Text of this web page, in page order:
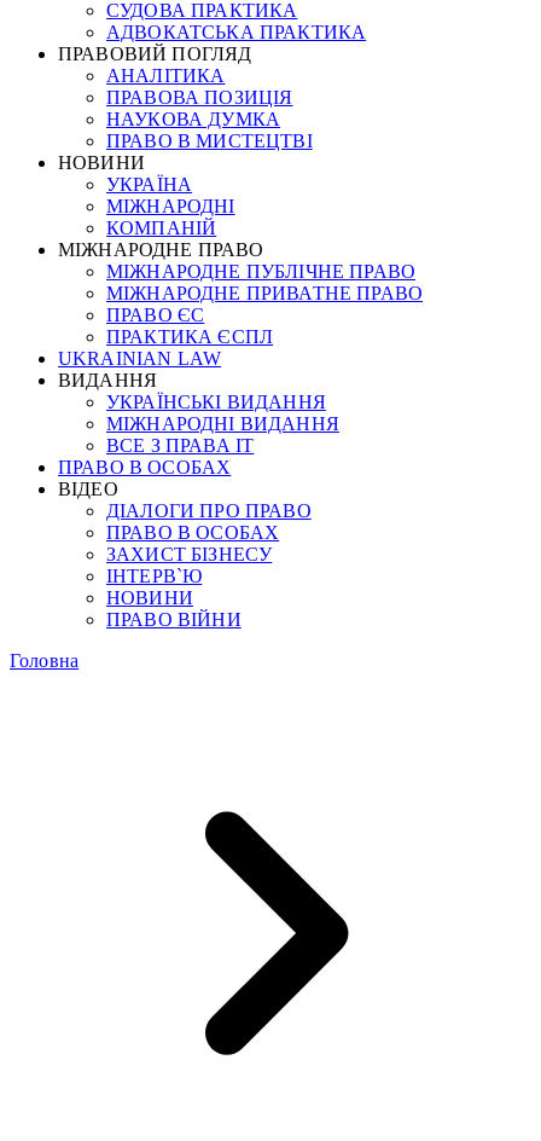
СУДОВА ПРАКТИКА
АДВОКАТСЬКА ПРАКТИКА
ПРАВОВИЙ ПОГЛЯД
АНАЛІТИКА
ПРАВОВА ПОЗИЦІЯ
НАУКОВА ДУМКА
ПРАВО В МИСТЕЦТВІ
НОВИНИ
УКРАЇНА
МІЖНАРОДНІ
КОМПАНІЙ
МІЖНАРОДНЕ ПРАВО
МІЖНАРОДНЕ ПУБЛІЧНЕ ПРАВО
МІЖНАРОДНЕ ПРИВАТНЕ ПРАВО
ПРАВО ЄС
ПРАКТИКА ЄСПЛ
UKRAINIAN LAW
ВИДАННЯ
УКРАЇНСЬКІ ВИДАННЯ
МІЖНАРОДНІ ВИДАННЯ
ВСЕ З ПРАВА ІТ
ПРАВО В ОСОБАХ
ВІДЕО
ДІАЛОГИ ПРО ПРАВО
ПРАВО В ОСОБАХ
ЗАХИСТ БІЗНЕСУ
ІНТЕРВ`Ю
НОВИНИ
ПРАВО ВІЙНИ
Головна